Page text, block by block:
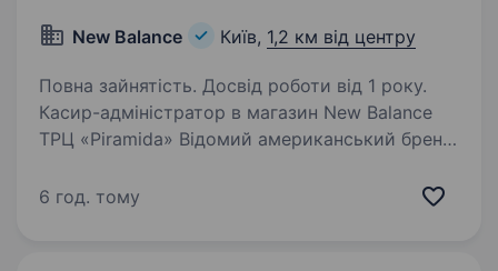
New Balance Київ, 1,2 км від центру
Повна зайнятість. Досвід роботи від 1 року.
Касир-адміністратор в магазин New Balance
ТРЦ «Piramida» Відомий американський бренд
Якщо ти активна, амбітна, комунікабельна
6 год. тому